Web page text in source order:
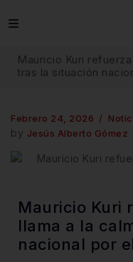
Mauricio Kuri
tras la situación
Febrero 24, 2026
by Jesús Alberto Gómez
Mauricio Kuri
llama a la
nacional por